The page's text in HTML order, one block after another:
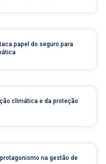
papel do seguro para
climática e da proteção
na gestão de